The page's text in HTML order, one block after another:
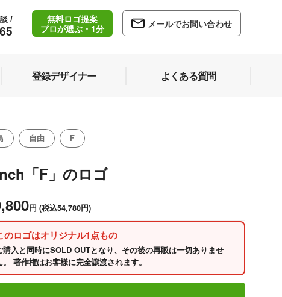
/
無料ロゴ提案
プロが選ぶ・1分
メールでお問い合わせ
登録デザイナー よくある質問
自由 F
「F」のロゴ
円 (税込54,780円)
のロゴはオリジナル1点もの
購入と同時にSOLD OUTとなり、その後の再販は一切ありませ
。 著作権はお客様に完全譲渡されます。